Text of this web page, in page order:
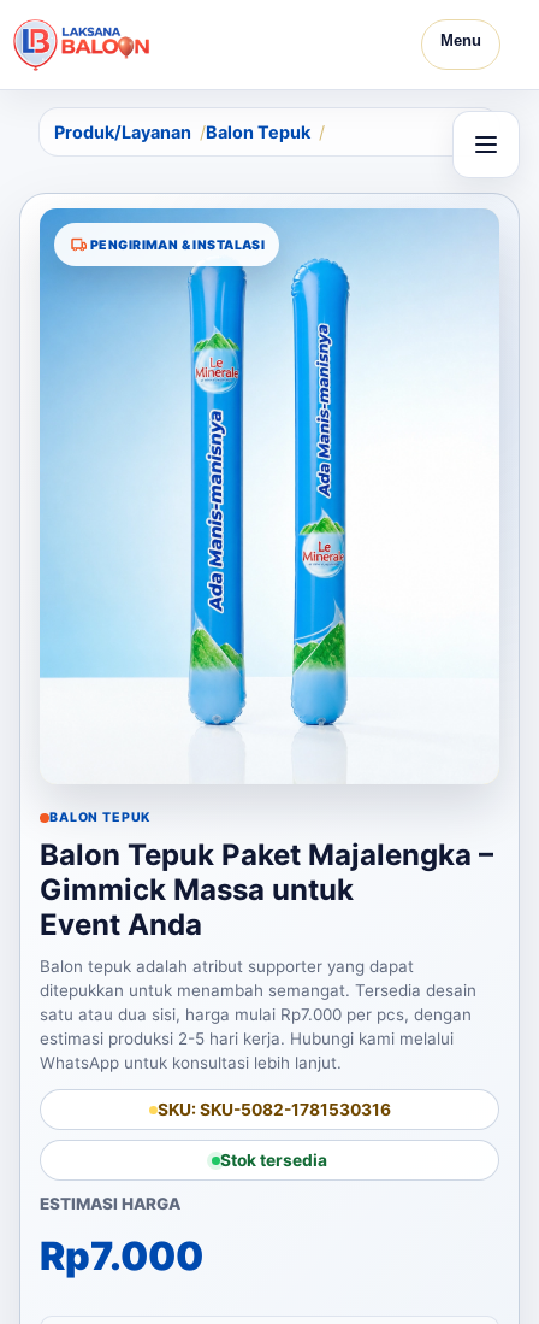
Menu
Produk/Layanan Balon Tepuk
PENGIRIMAN & INSTALASI
BALON TEPUK
Balon Tepuk Paket Majalengka –
Gimmick Massa untuk
Event Anda
Balon tepuk adalah atribut supporter yang dapat
ditepukkan untuk menambah semangat. Tersedia desain
satu atau dua sisi, harga mulai Rp7.000 per pcs, dengan
estimasi produksi 2-5 hari kerja. Hubungi kami melalui
WhatsApp untuk konsultasi lebih lanjut.
SKU: SKU-5082-1781530316
Stok tersedia
ESTIMASI HARGA
Rp7.000